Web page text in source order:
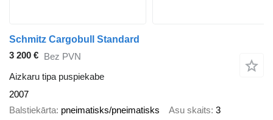
Schmitz Cargobull Standard
3 200 € Bez PVN
Aizkaru tipa puspiekabe
2007
Balstiekārta pneimatisks/pneimatisks Asu skaits 3